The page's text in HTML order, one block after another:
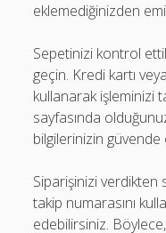
eklemediğinizden
Sepetinizi kontrol
geçin. Kredi kartı
kullanarak işleminizi
sayfasında
bilgilerinizin güvende
Siparişinizi
takip numarasını
edebilirsiniz.